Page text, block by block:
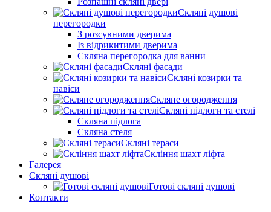
Скляні душові
перегородки
З розсувними дверима
Із відрикитими дверима
Скляна перегородка для ванни
Скляні фасади
Скляні козирки та
навіси
Скляне огородження
Скляні підлоги та стелі
Скляна підлога
Скляна стеля
Скляні тераси
Скління шахт ліфта
Галерея
Скляні душові
Готові скляні душові
Контакти